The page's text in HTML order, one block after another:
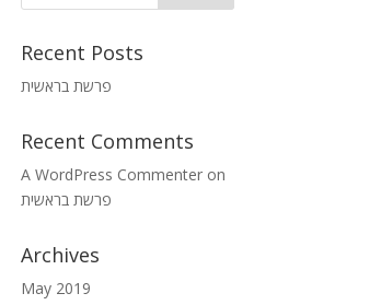
Recent Posts
פרשת בראשית
Recent Comments
A WordPress Commenter on
פרשת בראשית
Archives
May 2019